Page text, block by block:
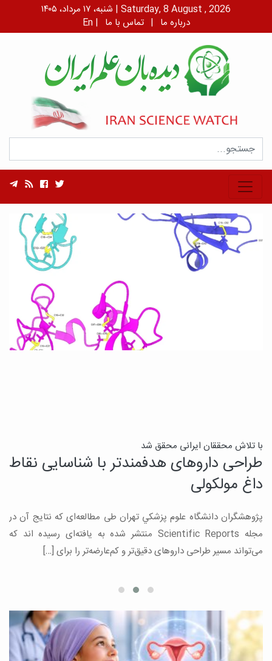
شنبه، ۱۷ مرداد، ۱۴۰۵ | Saturday, 8 August , 2026
En | درباره ما | تماس با ما
با تلاش محققان ایرانی محقق شد
طراحی داروهای هدفمندتر با شناسایی نقاط
داغ مولکولی
پژوهشگران دانشگاه علوم پزشكي تهران طی مطالعه‌ای که نتایج آن در
مجله Scientific Reports منتشر شده به یافته‌ای رسیده اند که
می‌تواند مسیر طراحی داروهای دقیق‌تر و کم‌عارضه‌تر را برای […]